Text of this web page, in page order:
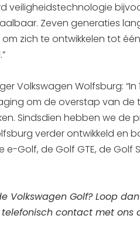
veiligheidstechnologie
Zeven generaties
zich te ontwikkelen tot
Volkswagen Wolfsburg:
om de overstap van de
Sindsdien hebben we de
verder ontwikkeld en
Golf, de Golf GTE, de Golf
Volkswagen Golf? Loop
contact met ons